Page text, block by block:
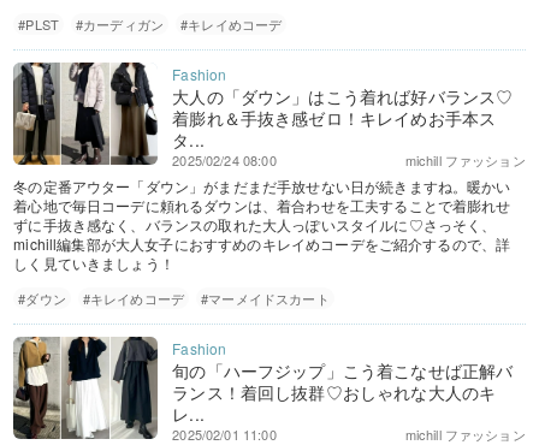
#PLST #カーディガン #キレイめコーデ
大人の「ダウン」はこう着れば好バランス♡
着膨れ＆手抜き感ゼロ！キレイめお手本ス
タ...
michill ファッション
2025/02/24 08:00
冬の定番アウター「ダウン」がまだまだ手放せない日が続きますね。暖かい
着心地で毎日コーデに頼れるダウンは、着合わせを工夫することで着膨れせ
ずに手抜き感なく、バランスの取れた大人っぽいスタイルに♡さっそく、
michill編集部が大人女子におすすめのキレイめコーデをご紹介するので、詳
しく見ていきましょう！
#ダウン #キレイめコーデ #マーメイドスカート
旬の「ハーフジップ」こう着こなせば正解バ
ランス！着回し抜群♡おしゃれな大人のキ
レ...
michill ファッション
2025/02/01 11:00